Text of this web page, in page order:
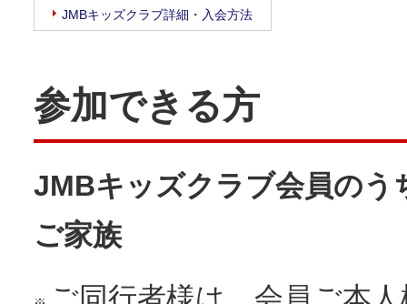
JMBキッズクラブ詳細・入会方法
参加できる方
JMBキッズクラブ会員のう
ご家族